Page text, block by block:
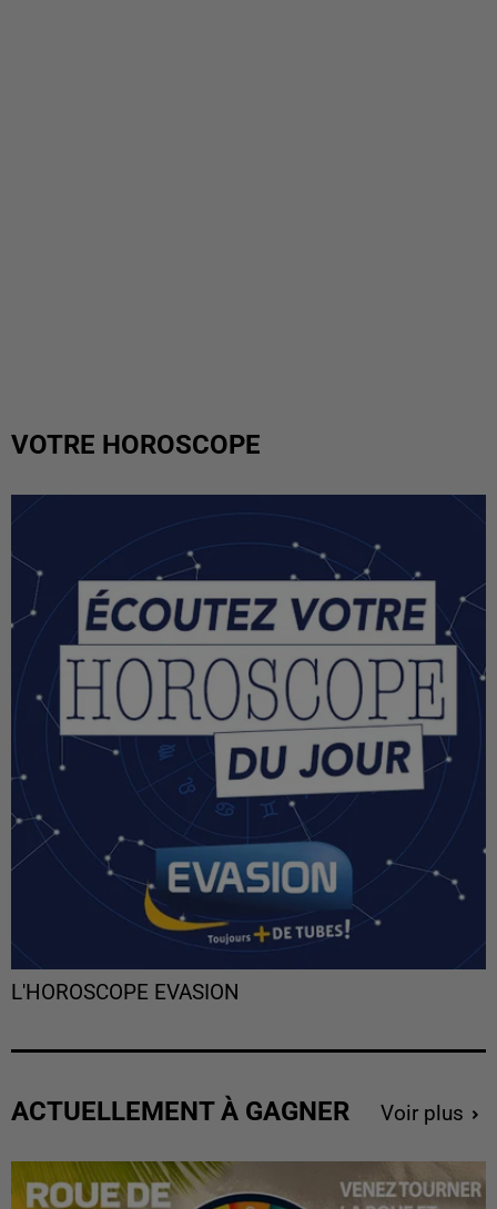
VOTRE HOROSCOPE
L'HOROSCOPE EVASION
ACTUELLEMENT À GAGNER Voir plus